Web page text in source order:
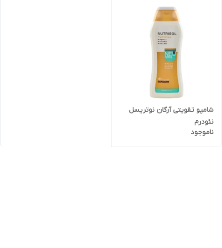
شامپو تقویتی آرگان نوتریسل
نئودرم
ناموجود